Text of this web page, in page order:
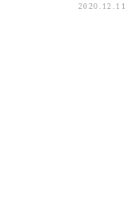
2020.12.11